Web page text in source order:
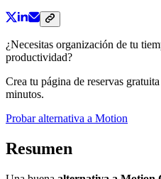
¿Necesitas organización de tu
productividad?
Crea tu página de reservas
minutos.
Probar alternativa a Motion
Resumen